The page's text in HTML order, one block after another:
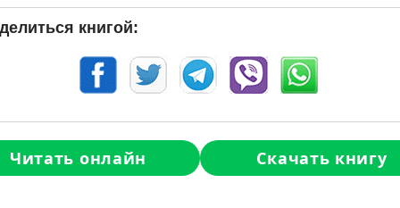
книгой:
Читать онлайн Скачать книгу